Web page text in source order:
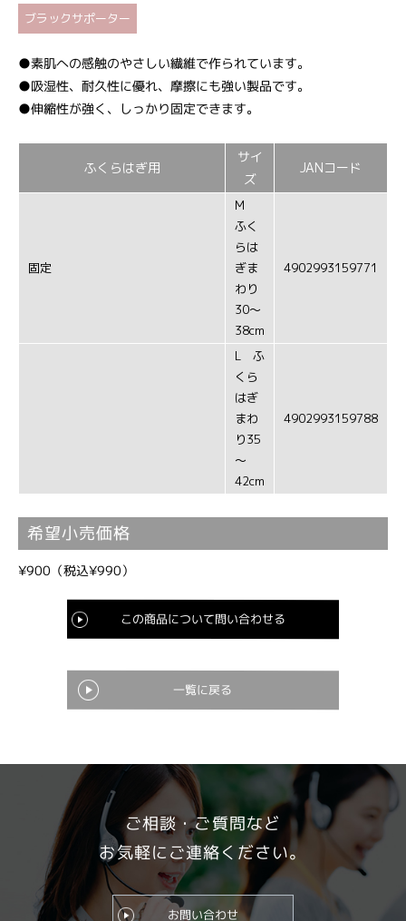
ブラックサポーター
●素肌への感触のやさしい繊維で作られています。
●吸湿性、耐久性に優れ、摩擦にも強い製品です。
●伸縮性が強く、しっかり固定できます。
ふくらはぎ用
サイ
ズ
JANコード
固定
M
ふく
らは
ぎま
わり
30～
38cm
4902993159771
L ふ
くら
はぎ
まわ
り35
～
42cm
4902993159788
希望小売価格
¥900（税込¥990）
この商品について問い合わせる
一覧に戻る
ご相談・ご質問など
お気軽にご連絡ください。
お問い合わせ